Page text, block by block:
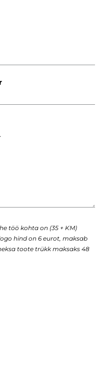
töö kohta on (35 + KM)
hind on 6 eurot, maksab
toote trükk maksaks 48